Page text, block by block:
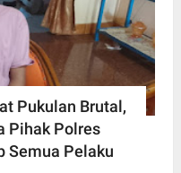
Pukulan Brutal,
Pihak Polres
Semua Pelaku